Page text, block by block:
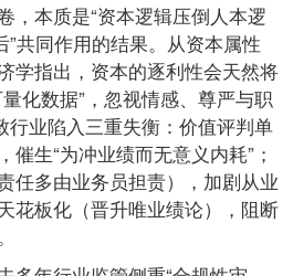
，本质是“资本逻辑压倒人本逻
”共同作用的结果。从资本属性
学指出，资本的逐利性会天然将
化数据”，忽视情感、尊严与职
行业陷入三重失衡：价值评判单
生“为冲业绩而无意义内耗”；
任多由业务员担责），加剧从业
花板化（晋升唯业绩论），阻断